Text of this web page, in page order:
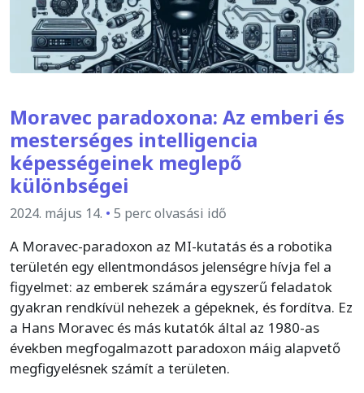
Moravec paradoxona: Az emberi és
mesterséges intelligencia
képességeinek meglepő
különbségei
2024. május 14. • 5 perc olvasási idő
A Moravec-paradoxon az MI-kutatás és a robotika
területén egy ellentmondásos jelenségre hívja fel a
figyelmet: az emberek számára egyszerű feladatok
gyakran rendkívül nehezek a gépeknek, és fordítva. Ez
a Hans Moravec és más kutatók által az 1980-as
években megfogalmazott paradoxon máig alapvető
megfigyelésnek számít a területen.